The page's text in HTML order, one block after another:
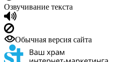
Озвучивание текста
Обычная версия сайта